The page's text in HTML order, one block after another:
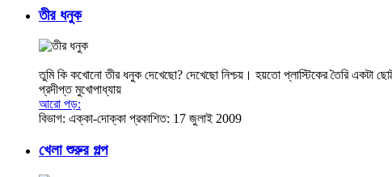
তীর ধনুক
তুমি কি কখোনো তীর ধনুক দেখেছো? দেখেছো নিশ্চয়। হয়তো প্লাস্টিকের তৈরি একটা
প্রদীপ্ত মুখোপাধ্যায়
আরো পড়:
বিভাগ: এক্কা-দোক্কা প্রকাশিত: 17 জুলাই 2009
খেলা শুরুর গল্প